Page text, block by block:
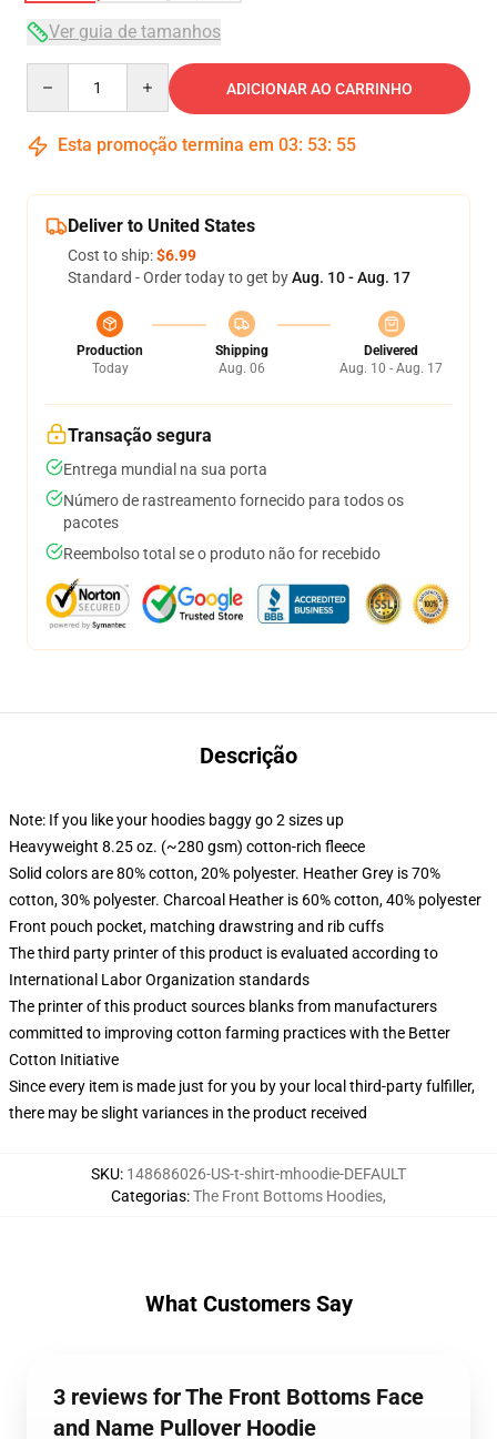
Ver guia de tamanhos
ADICIONAR AO CARRINHO
Esta promoção termina em 03: 53: 54
Deliver to United States
Cost to ship:$6.99
Standard - Order today to get byAug. 10 - Aug. 17
Production
Today
Shipping
Aug. 06
Delivered
Aug. 10 - Aug. 17
Transação segura
Entrega mundial na sua porta
Número de rastreamento fornecido para todos os
pacotes
Reembolso total se o produto não for recebido
Descrição
Note: If you like your hoodies baggy go 2 sizes up
Heavyweight 8.25 oz. (~280 gsm) cotton-rich fleece
Solid colors are 80% cotton, 20% polyester. Heather Grey is 70%
cotton, 30% polyester. Charcoal Heather is 60% cotton, 40% polyester
Front pouch pocket, matching drawstring and rib cuffs
The third party printer of this product is evaluated according to
International Labor Organization standards
The printer of this product sources blanks from manufacturers
committed to improving cotton farming practices with the Better
Cotton Initiative
Since every item is made just for you by your local third-party fulfiller,
there may be slight variances in the product received
SKU: 148686026-US-t-shirt-mhoodie-DEFAULT
Categorias:The Front Bottoms Hoodies,
What Customers Say
3 reviews for The Front Bottoms Face
and Name Pullover Hoodie